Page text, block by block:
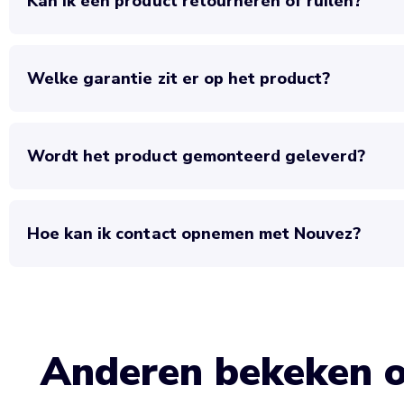
Welke garantie zit er op het product?
Wordt het product gemonteerd geleverd?
Hoe kan ik contact opnemen met Nouvez?
Anderen bekeken